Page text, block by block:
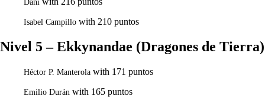
Dani
Isabel Campillo with 210 puntos
Nivel 5 – Ekkynandae (Dragones de Tierra)
Héctor P. Manterola with 171 puntos
Emilio Durán with 165 puntos